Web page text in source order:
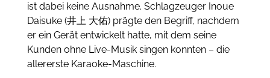
ist dabei keine Ausnahme. Schlagzeuger Inoue
Daisuke (井上 大佑) prägte den Begriff, nachdem
er ein Gerät entwickelt hatte, mit dem seine
Kunden ohne Live-Musik singen konnten – die
allererste Karaoke-Maschine.